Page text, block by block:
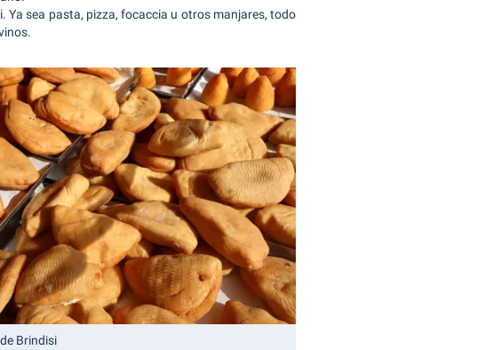
Ya sea pasta, pizza, focaccia u otros manjares, todo
Brindisi